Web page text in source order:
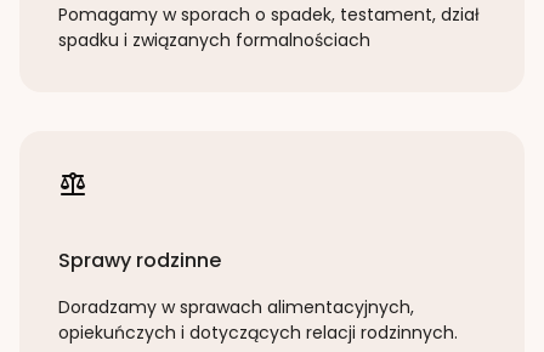
Pomagamy w sporach o spadek, testament, dział
spadku i związanych formalnościach
Sprawy rodzinne
Doradzamy w sprawach alimentacyjnych,
opiekuńczych i dotyczących relacji rodzinnych.